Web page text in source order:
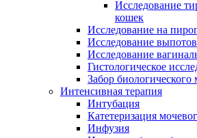
Исследование
кошек
Исследование на
Исследование выпотов
Исследование
Гистологическое
Забор биологического
Интенсивная терапия
Интубация
Катетеризация
Инфузия